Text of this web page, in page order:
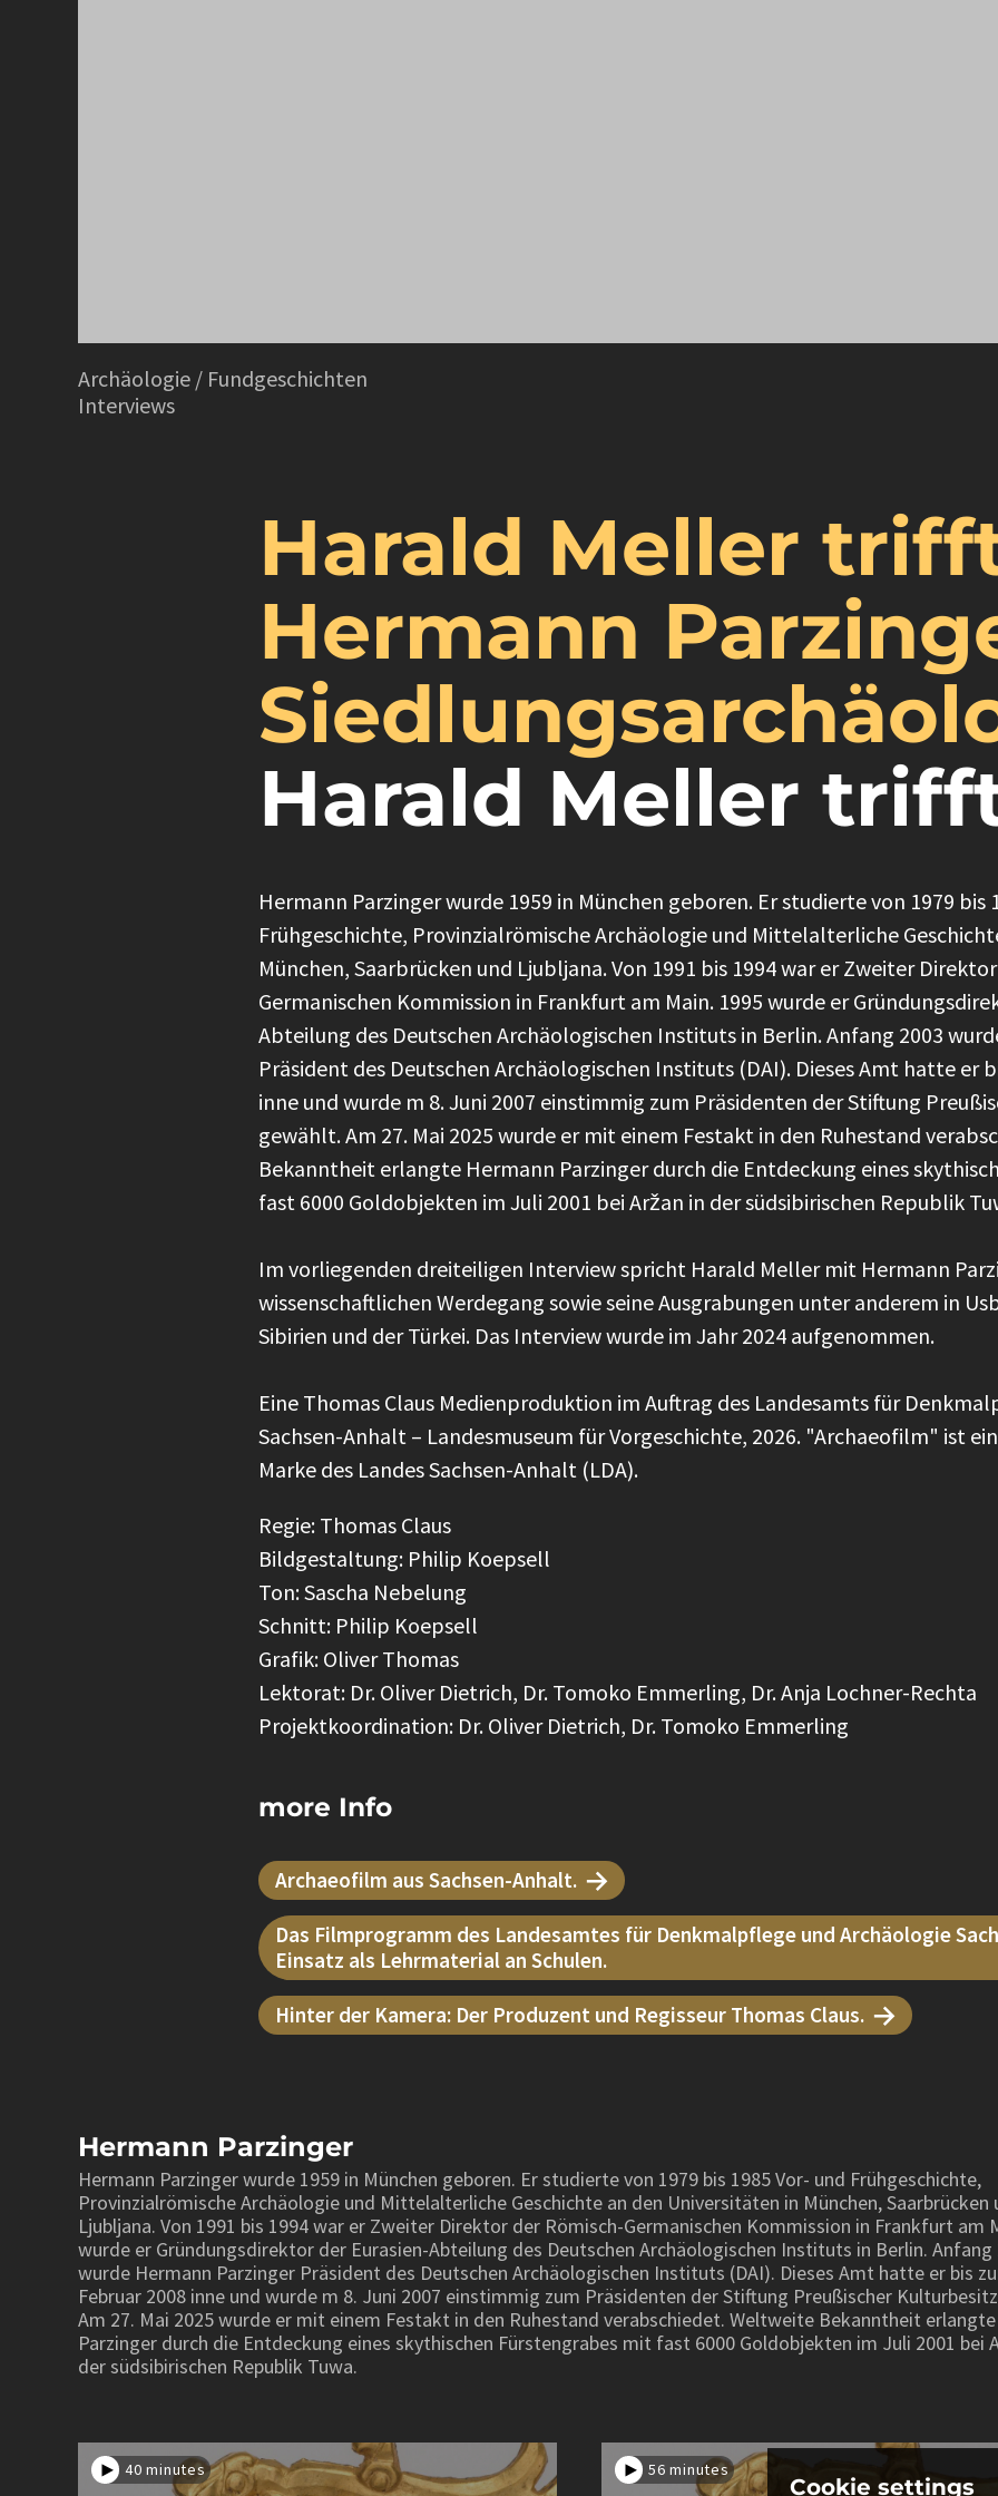
Archäologie / Fundgeschichten
Interviews
Harald Meller
Hermann
Harald Meller
Hermann Parzinger wurde 1959 in München geboren. Er studierte von 1979 bis
Frühgeschichte, Provinzialrömische Archäologie und Mittelalterliche
München, Saarbrücken und Ljubljana. Von 1991 bis 1994 war er Zweiter
Germanischen Kommission in Frankfurt am Main. 1995 wurde er
Abteilung des Deutschen Archäologischen Instituts in Berlin. Anfang 2003
Präsident des Deutschen Archäologischen Instituts (DAI). Dieses Amt hatte er
inne und wurde m 8. Juni 2007 einstimmig zum Präsidenten der Stiftung
gewählt. Am 27. Mai 2025 wurde er mit einem Festakt in den Ruhestand
Bekanntheit erlangte Hermann Parzinger durch die Entdeckung eines
fast 6000 Goldobjekten im Juli 2001 bei Aržan in der südsibirischen Republik
Im vorliegenden dreiteiligen Interview spricht Harald Meller mit Hermann
wissenschaftlichen Werdegang sowie seine Ausgrabungen unter anderem in
Sibirien und der Türkei. Das Interview wurde im Jahr 2024 aufgenommen.
Eine Thomas Claus Medienproduktion im Auftrag des Landesamts für
Sachsen-Anhalt – Landesmuseum für Vorgeschichte, 2026. "Archaeofilm" ist
Marke des Landes Sachsen-Anhalt (LDA).
Regie: Thomas Claus
Bildgestaltung: Philip Koepsell
Ton: Sascha Nebelung
Schnitt: Philip Koepsell
Grafik: Oliver Thomas
Lektorat: Dr. Oliver Dietrich, Dr. Tomoko Emmerling, Dr. Anja Lochner-Rechta
Projektkoordination: Dr. Oliver Dietrich, Dr. Tomoko Emmerling
more Info
Archaeofilm aus Sachsen-Anhalt.
Das Filmprogramm des Landesamtes für Denkmalpflege und Archäologie
Einsatz als Lehrmaterial an Schulen.
Hinter der Kamera: Der Produzent und Regisseur Thomas Claus.
Hermann Parzinger
Hermann Parzinger wurde 1959 in München geboren. Er studierte von 1979 bis 1985 Vor- und Frühgeschichte,
Provinzialrömische Archäologie und Mittelalterliche Geschichte an den Universitäten in München, Saarbrücken
Ljubljana. Von 1991 bis 1994 war er Zweiter Direktor der Römisch-Germanischen Kommission in Frankfurt am
wurde er Gründungsdirektor der Eurasien-Abteilung des Deutschen Archäologischen Instituts in Berlin. Anfang
wurde Hermann Parzinger Präsident des Deutschen Archäologischen Instituts (DAI). Dieses Amt hatte er bis
Februar 2008 inne und wurde m 8. Juni 2007 einstimmig zum Präsidenten der Stiftung Preußischer
Am 27. Mai 2025 wurde er mit einem Festakt in den Ruhestand verabschiedet. Weltweite Bekanntheit
Parzinger durch die Entdeckung eines skythischen Fürstengrabes mit fast 6000 Goldobjekten im Juli 2001 bei
der südsibirischen Republik Tuwa.
40 minutes 56 minutes
Cookie settings